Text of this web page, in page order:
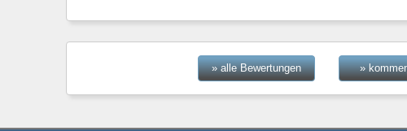
» alle Bewertungen »